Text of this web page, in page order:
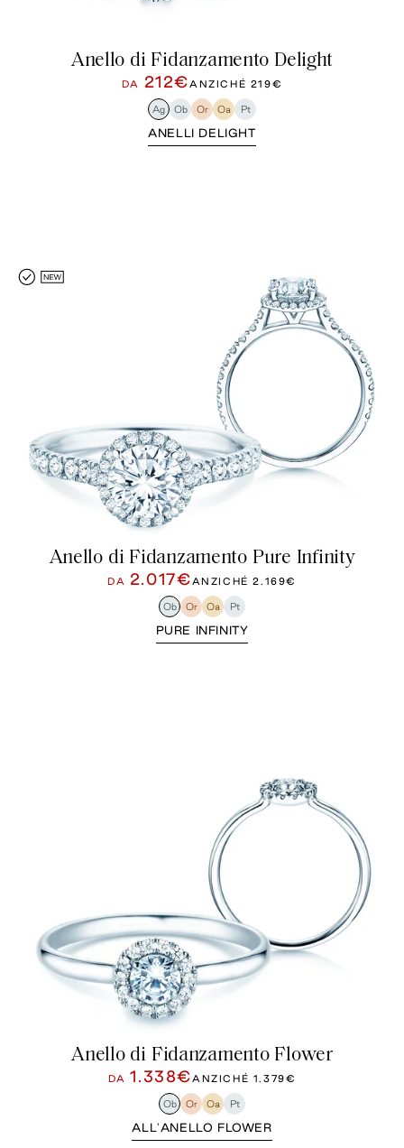
Anello di Fidanzamento Delight
DA 212€ANZICHÉ 219€
Ag Ob Or Oa Pt
ANELLI DELIGHT
Anello di Fidanzamento Pure Infinity
DA 2.017€ANZICHÉ2.169€
Ob Or Oa Pt
PURE INFINITY
Anello di Fidanzamento Flower
DA 1.338€ANZICHÉ 1.379€
Ob Or Oa Pt
ALL'ANELLO FLOWER